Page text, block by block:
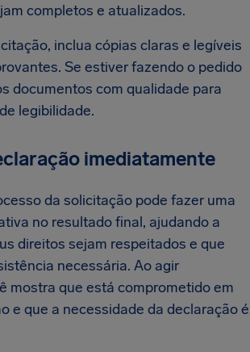
completos e atualizados.
inclua cópias claras e legíveis
Se estiver fazendo o pedido
documentos com qualidade para
legibilidade.
imediatamente
da solicitação pode fazer uma
no resultado final, ajudando a
direitos sejam respeitados e que
necessária. Ao agir
mostra que está comprometido em
e que a necessidade da declaração é